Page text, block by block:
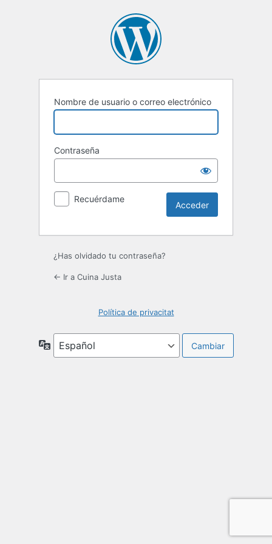
Nombre de usuario o correo electrónico
Contraseña
Recuérdame
¿Has olvidado tu contraseña?
← Ir a Cuina Justa
Política de privacitat
Idioma